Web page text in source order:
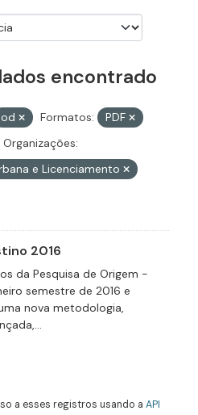
encontrado
od Formatos:
PDF
Organizações:
e Licenciamento
2016
da Pesquisa de Origem -
semestre de 2016 e
nova metodologia,
a esses registros usando a API